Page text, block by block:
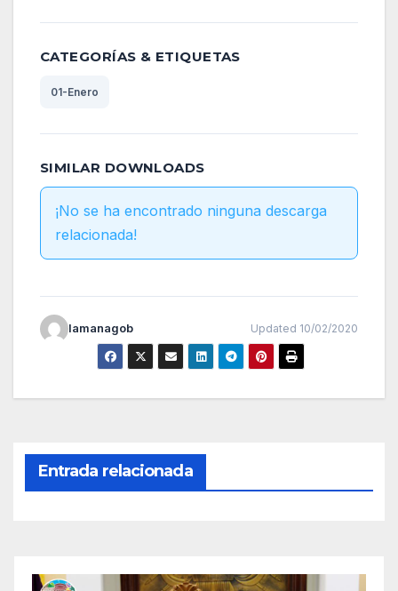
CATEGORÍAS & ETIQUETAS
01-Enero
SIMILAR DOWNLOADS
¡No se ha encontrado ninguna descarga
relacionada!
lamanagob Updated 10/02/2020
Entrada relacionada